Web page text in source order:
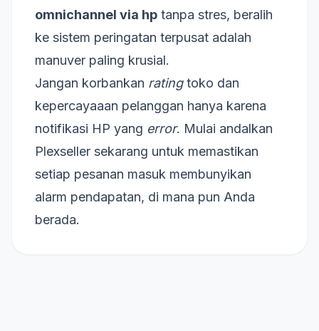
omnichannel via hp tanpa stres, beralih
ke sistem peringatan terpusat adalah
manuver paling krusial.
Jangan korbankan ratingtoko dan
kepercayaaan pelanggan hanya karena
notifikasi HP yang error. Mulai andalkan
Plexseller sekarang untuk memastikan
setiap pesanan masuk membunyikan
alarm pendapatan, di mana pun Anda
berada.